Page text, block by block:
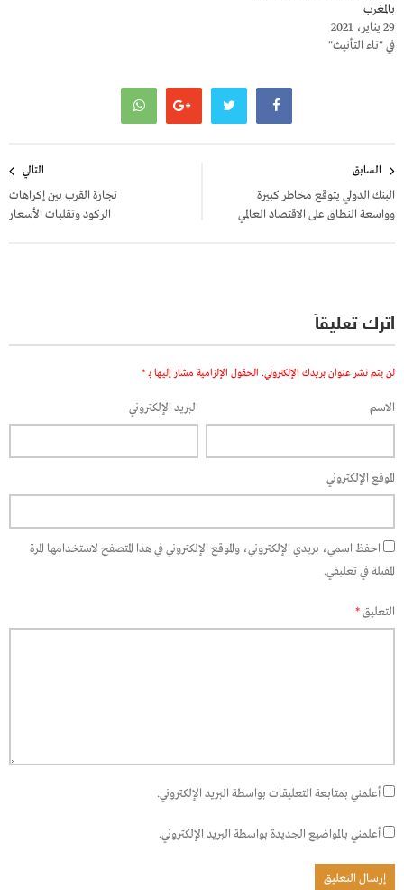
بالمغرب
29 يناير، 2021
في "تاء التأنيث"
المقالات
السابق
البنك الدولي يتوقع مخاطر كبيرة
وواسعة النطاق على الاقتصاد العالمي
التالي
تجارة القرب بين إكراهات
الركود وتقلبات الأسعار
اترك تعليقاً
لن يتم نشر عنوان بريدك الإلكتروني. الحقول الإلزامية مشار إليها بـ *
الاسم البريد الإلكتروني
الموقع الإلكتروني
احفظ اسمي، بريدي الإلكتروني، والموقع الإلكتروني في هذا المتصفح لاستخدامها المرة
المقبلة في تعليقي.
التعليق*
أعلمني بمتابعة التعليقات بواسطة البريد الإلكتروني.
أعلمني بالمواضيع الجديدة بواسطة البريد الإلكتروني.